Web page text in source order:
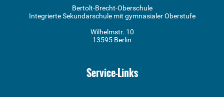
Bertolt-Brecht-Oberschule
Integrierte Sekundarschule mit gymnasialer Oberstufe
Wilhelmstr. 10
13595 Berlin
Service-Links